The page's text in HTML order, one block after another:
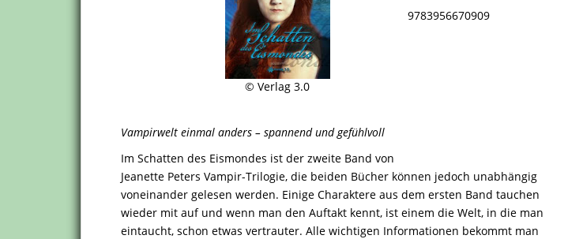
© Verlag 3.0
9783956670909
Vampirwelt einmal anders – spannend und gefühlvoll
Im Schatten des Eismondes ist der zweite Band von
Jeanette Peters Vampir-Trilogie, die beiden Bücher können jedoch unabhängig
voneinander gelesen werden. Einige Charaktere aus dem ersten Band tauchen
wieder mit auf und wenn man den Auftakt kennt, ist einem die Welt, in die man
eintaucht, schon etwas vertrauter. Alle wichtigen Informationen bekommt man